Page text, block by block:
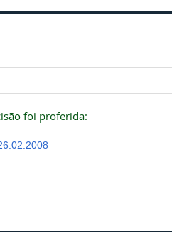
foi proferida: